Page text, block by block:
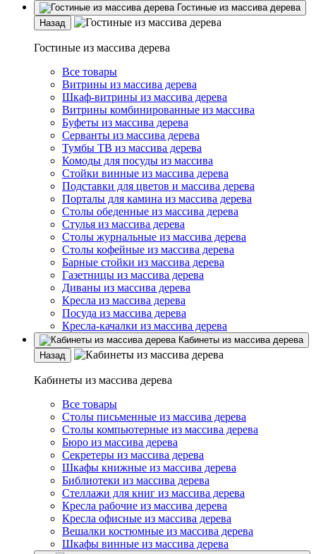
Гостиные из массива дерева
Назад
Гостиные из массива дерева
Все товары
Витрины из массива дерева
Шкаф-витрины из массива дерева
Витрины комбинированные из массива
Буфеты из массива дерева
Серванты из массива дерева
Тумбы ТВ из массива дерева
Комоды для посуды из массива
Стойки винные из массива дерева
Подставки для цветов и массива дерева
Порталы для камина из массива дерева
Столы обеденные из массива дерева
Стулья из массива дерева
Столы журнальные из массива дерева
Столы кофейные из массива дерева
Барные стойки из массива дерева
Газетницы из массива дерева
Диваны из массива дерева
Кресла из массива дерева
Посуда из массива дерева
Кресла-качалки из массива дерева
Кабинеты из массива дерева
Назад
Кабинеты из массива дерева
Все товары
Столы письменные из массива дерева
Столы компьютерные из массива дерева
Бюро из массива дерева
Секретеры из массива дерева
Шкафы книжные из массива дерева
Библиотеки из массива дерева
Стеллажи для книг из массива дерева
Кресла рабочие из массива дерева
Кресла офисные из массива дерева
Вешалки костюмные из массива дерева
Шкафы винные из массива дерева